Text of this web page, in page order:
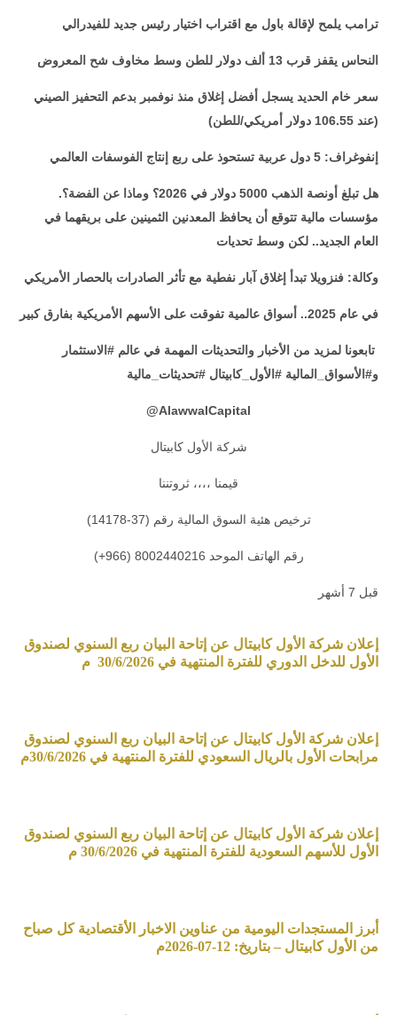
ترامب يلمح لإقالة باول مع اقتراب اختيار رئيس جديد للفيدرالي
النحاس يقفز قرب 13 ألف دولار للطن وسط مخاوف شح المعروض
سعر خام الحديد يسجل أفضل إغلاق منذ نوفمبر بدعم التحفيز الصيني
(عند 106.55 دولار أمريكي/للطن)
إنفوغراف: 5 دول عربية تستحوذ على ربع إنتاج الفوسفات العالمي
هل تبلغ أونصة الذهب 5000 دولار في 2026؟ وماذا عن الفضة؟.
مؤسسات مالية تتوقع أن يحافظ المعدنين الثمينين على بريقهما في
العام الجديد.. لكن وسط تحديات
وكالة: فنزويلا تبدأ إغلاق آبار نفطية مع تأثر الصادرات بالحصار الأمريكي
في عام 2025.. أسواق عالمية تفوقت على الأسهم الأمريكية بفارق كبير
تابعونا لمزيد من الأخبار والتحديثات المهمة في عالم #الاستثمار
و#الأسواق_المالية #الأول_كابيتال #تحديثات_مالية
AlawwalCapital
@
شركة الأول كابيتال
قيمنا ،،،، ثروتننا
ترخيص هئية السوق المالية رقم (37-14178)
رقم الهاتف الموحد 8002440216 (966+)
قبل 7 أشهر
إعلان شركة الأول كابيتال عن إتاحة البيان ربع السنوي لصندوق
الأول للدخل الدوري للفترة المنتهية في 30/6/2026 م
إعلان شركة الأول كابيتال عن إتاحة البيان ربع السنوي لصندوق
مرابحات الأول بالريال السعودي للفترة المنتهية في 30/6/2026م
إعلان شركة الأول كابيتال عن إتاحة البيان ربع السنوي لصندوق
الأول للأسهم السعودية للفترة المنتهية في 30/6/2026 م
أبرز المستجدات اليومية من عناوين الاخبار الأقتصادية كل صباح
من الأول كابيتال – بتاريخ: 12-07-2026م